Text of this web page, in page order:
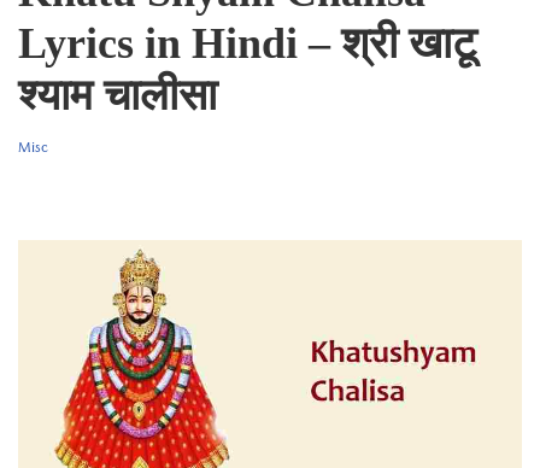
Lyrics in Hindi – श्री खाटू
श्याम चालीसा
Misc